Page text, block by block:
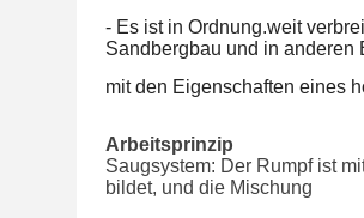
- Es ist in Ordnung.weit
Sandbergbau und in anderen
mit den Eigenschaften eines
Arbeitsprinzip
Saugsystem: Der Rumpf ist
bildet, und die Mischung